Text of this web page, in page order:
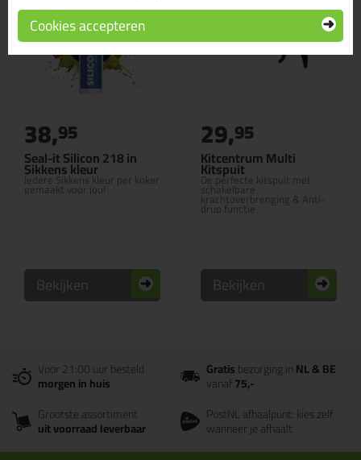
Seal-it Silicon 218 in
Sikkens kleur
Iedere Sikkens kleur per koker
gemaakt voor jou!
38,95
Bekijken
Kitcentrum Multi
Kitspuit
De perfecte kitspuit met
schakelbare
krachtoverbrenging & Anti-
drup functie
29,95
Bekijken
Voor 21:00 uur besteld
morgen in huis
Gratisbezorging inNL & BE
vanaf75,-
Grootste assortiment
uit voorraad leverbaar
PostNL afhaalpunt: kies zelf
wanneer je afhaalt
Cookies accepteren